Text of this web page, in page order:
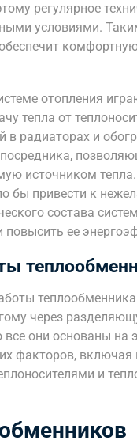
регулярное
условиями.
отопления
тепла от
в радиаторах и
источником
бы привести к
состава
повысить ее
через
все они основаны
факторов,
и